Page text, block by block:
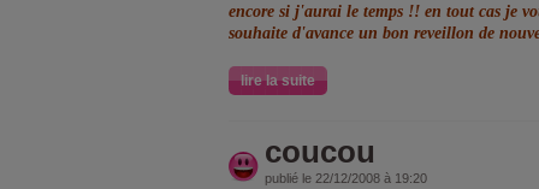
encore si j'aurai le temps !! en tout cas je
souhaite d'avance un bon reveillon de
lire la suite
coucou
publié le 22/12/2008 à 19:20